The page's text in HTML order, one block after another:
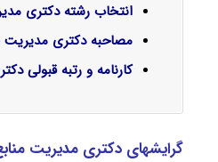
انتخاب رشته دکتری
مصاحبه دکتری مدیریت
کارنامه و رتبه قبولی
گرایشهای دکتری مدیریت